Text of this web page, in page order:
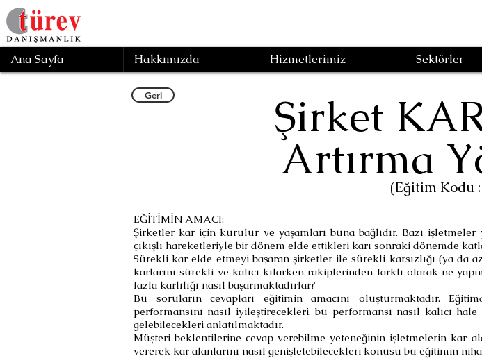
Ana Sayfa Hakkımızda Hizmetlerimiz Sektörler
EĞİTİMİN AMACI:
Şirketler kar için kurulur ve yaşamları buna bağlıdır. Bazı
çıkışlı hareketleriyle bir dönem elde ettikleri karı sonraki dönemde
Sürekli kar elde etmeyi başaran şirketler ile sürekli karsızlığı (ya da
karlarını sürekli ve kalıcı kılarken rakiplerinden farklı olarak ne
fazla karlılığı nasıl başarmaktadırlar?
Bu soruların cevapları eğitimin amacını oluşturmaktadır.
performansını nasıl iyileştirecekleri, bu performansı nasıl kalıcı
gelebilecekleri anlatılmaktadır.
Müşteri beklentilerine cevap verebilme yeteneğinin işletmelerin kar
vererek kar alanlarını nasıl genişletebilecekleri konusu bu eğitimin
Geri Şirket
Artırma
(Eğitim Kodu